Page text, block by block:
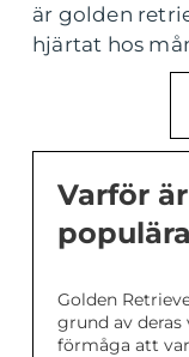
är golden
hjärtat hos
Varför
Golden
grund av
förmåga att